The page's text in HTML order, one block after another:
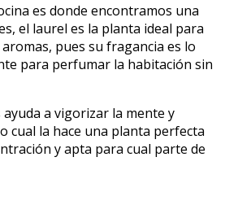
es donde encontramos una
el laurel es la planta ideal para
pues su fragancia es lo
para perfumar la habitación sin
a vigorizar la mente y
cual la hace una planta perfecta
y apta para cual parte de